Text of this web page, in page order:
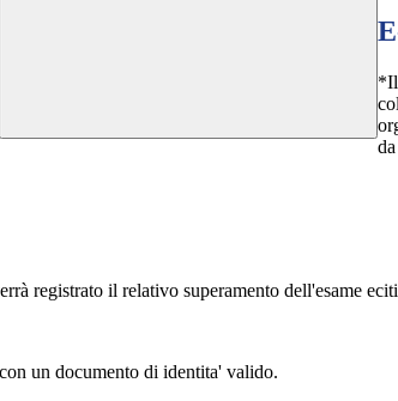
*Il
registrato il relativo superamento dell'esame
un documento di identita' valido.